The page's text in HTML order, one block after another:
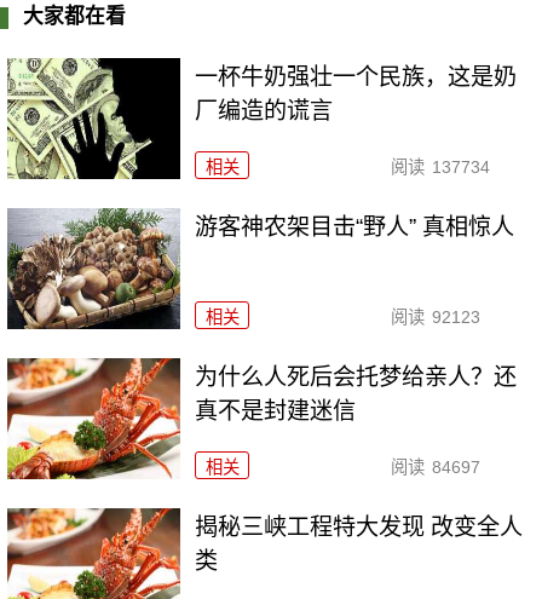
大家都在看
一杯牛奶强壮一个民族，这是奶
厂编造的谎言
相关 阅读 137734
游客神农架目击“野人” 真相惊人
相关 阅读 92123
为什么人死后会托梦给亲人？还
真不是封建迷信
相关 阅读 84697
揭秘三峡工程特大发现 改变全人
类